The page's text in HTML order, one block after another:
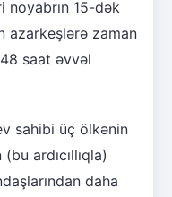
noyabrın 15-dək
azarkeşlərə zaman
saat əvvəl
sahibi üç ölkənin
ardıcıllıqla)
daha